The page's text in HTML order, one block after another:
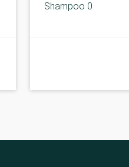
Shampoo 0